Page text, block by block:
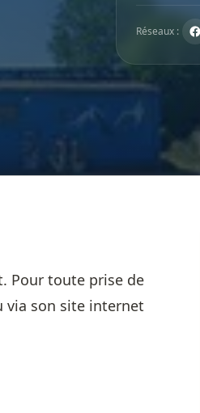
Réseaux :
Pour toute prise de
via son site internet